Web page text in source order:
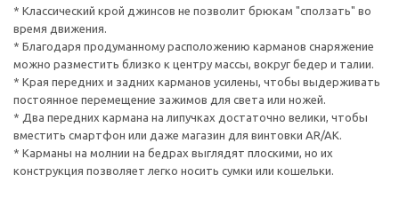
* Классический крой джинсов не позволит брюкам "сползать" во
время движения.
* Благодаря продуманному расположению карманов снаряжение
можно разместить близко к центру массы, вокруг бедер и талии.
* Края передних и задних карманов усилены, чтобы выдерживать
постоянное перемещение зажимов для света или ножей.
* Два передних кармана на липучках достаточно велики, чтобы
вместить смартфон или даже магазин для винтовки AR/AK.
* Карманы на молнии на бедрах выглядят плоскими, но их
конструкция позволяет легко носить сумки или кошельки.